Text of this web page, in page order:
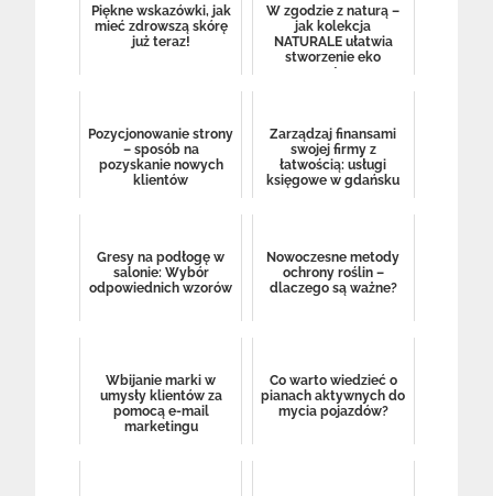
Piękne wskazówki, jak
mieć zdrowszą skórę
już teraz!
W zgodzie z naturą –
jak kolekcja
NATURALE ułatwia
stworzenie eko
wnętrza
Pozycjonowanie strony
– sposób na
pozyskanie nowych
klientów
Zarządzaj finansami
swojej firmy z
łatwością: usługi
księgowe w gdańsku
Gresy na podłogę w
salonie: Wybór
odpowiednich wzorów
Nowoczesne metody
ochrony roślin –
dlaczego są ważne?
Wbijanie marki w
umysły klientów za
pomocą e-mail
marketingu
Co warto wiedzieć o
pianach aktywnych do
mycia pojazdów?